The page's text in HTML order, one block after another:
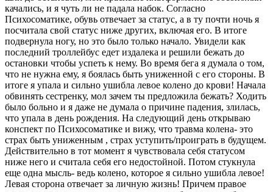
качались, и я чуть ли не падала набок. Согласно
Психосоматике, обувь отвечает за статус, а в ту почти ночь я
посчитала свой статус ниже других, включая его. В итоге
подвернула ногу, но это было только начало. Увидели как
последний троллейбус едет издалека и решили бежать до
остановки чтобы успеть к нему. Во время бега я думала о том,
что не нужна ему, я боялась быть униженной с его стороны. В
итоге я упала и сильно ушибла левое колено до крови! Начала
обвинять сестренку, мол зачем ты предложила бежать? Ходить
было больно и я даже не думала о причине падения, злилась,
что упала в день рождения. На следующий день открываю
конспект по Психосоматике и вижу, что травма колена- это
страх быть униженным , страх уступить/проиграть в будущем.
Действительно в тот момент я чувствовала себя статусом
ниже него и считала себя его недостойной. Потом стукнула
еще одна мысль- ведь колено, которое я сильно ушибла левое!
Левая сторона отвечает за личную жизнь! Причем правое